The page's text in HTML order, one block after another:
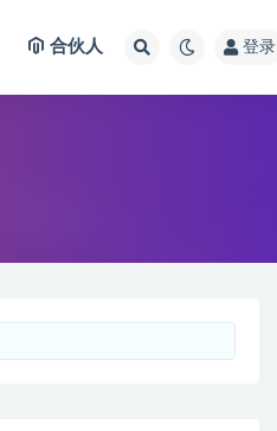
合伙人 登录